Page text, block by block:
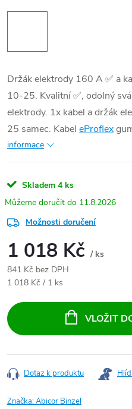
Držák elektrody 160 A ✅ a
10-25. Kvalitní ✅, odolný
elektrody. 1x kabel a držák
25 samec. Kabel eProflex
informace
Skladem 4 ks
11.8.2026
Možnosti doručení
1 018 Kč / ks
841 Kč bez DPH
Měrná cena:
1 018 Kč / 1 ks
VLOŽIT
Dotaz k produktu
Značka:Abicor Binzel